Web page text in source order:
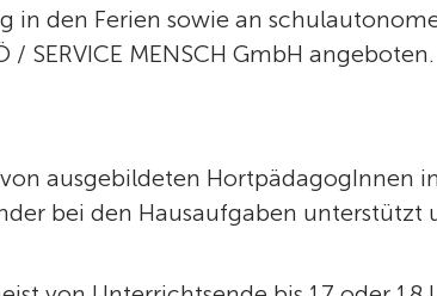
in den Ferien sowie an
SERVICE MENSCH GmbH angeboten.
ausgebildeten HortpädagogInnen
bei den Hausaufgaben unterstützt